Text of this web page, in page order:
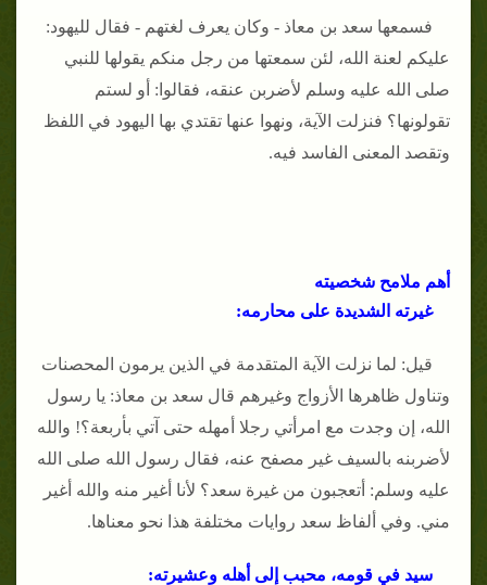
فسمعها سعد بن معاذ - وكان يعرف لغتهم - فقال لليهود:
عليكم لعنة الله، لئن سمعتها من رجل منكم يقولها للنبي
صلى الله عليه وسلم لأضربن عنقه، فقالوا: أو لستم
تقولونها؟ فنزلت الآية، ونهوا عنها تقتدي بها اليهود في اللفظ
وتقصد المعنى الفاسد فيه.
أهم ملامح شخصيته
غيرته الشديدة على محارمه:
قيل: لما نزلت الآية المتقدمة في الذين يرمون المحصنات
وتناول ظاهرها الأزواج وغيرهم قال سعد بن معاذ: يا رسول
الله، إن وجدت مع امرأتي رجلا أمهله حتى آتي بأربعة؟! والله
لأضربنه بالسيف غير مصفح عنه، فقال رسول الله صلى الله
عليه وسلم: أتعجبون من غيرة سعد؟ لأنا أغير منه والله أغير
مني. وفي ألفاظ سعد روايات مختلفة هذا نحو معناها.
سيد في قومه، محبب إلى أهله وعشيرته: